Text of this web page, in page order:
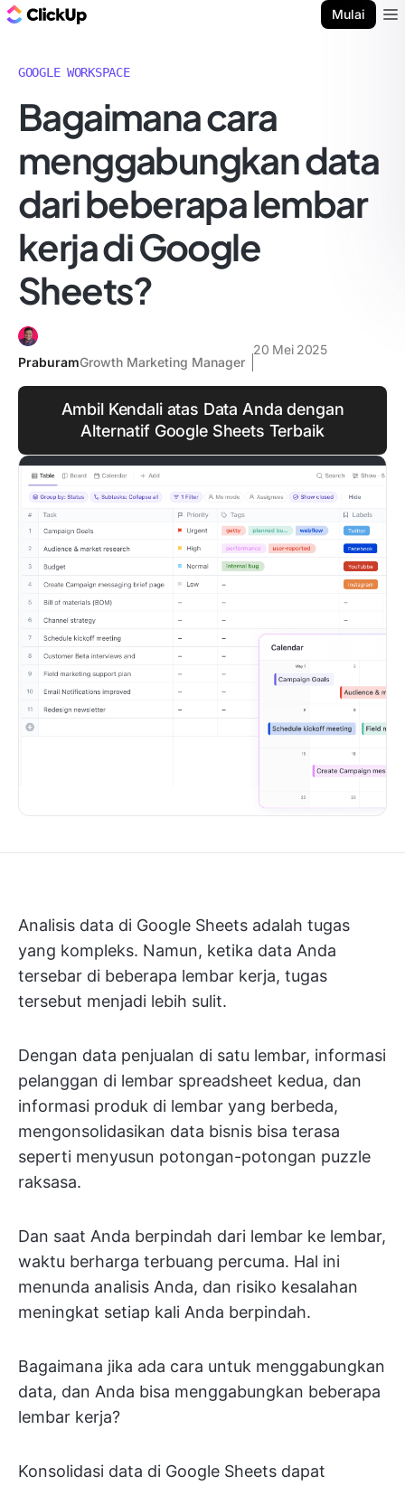
Mulai
GOOGLE WORKSPACE
Bagaimana cara
menggabungkan data
dari beberapa lembar
kerja di Google
Sheets?
PraburamGrowth Marketing Manager
20 Mei 2025
Ambil Kendali atas Data Anda dengan
Alternatif Google Sheets Terbaik
Analisis data di Google Sheets adalah tugas
yang kompleks. Namun, ketika data Anda
tersebar di beberapa lembar kerja, tugas
tersebut menjadi lebih sulit.
Dengan data penjualan di satu lembar, informasi
pelanggan di lembar spreadsheet kedua, dan
informasi produk di lembar yang berbeda,
mengonsolidasikan data bisnis bisa terasa
seperti menyusun potongan-potongan puzzle
raksasa.
Dan saat Anda berpindah dari lembar ke lembar,
waktu berharga terbuang percuma. Hal ini
menunda analisis Anda, dan risiko kesalahan
meningkat setiap kali Anda berpindah.
Bagaimana jika ada cara untuk menggabungkan
data, dan Anda bisa menggabungkan beberapa
lembar kerja?
Konsolidasi data di Google Sheets dapat